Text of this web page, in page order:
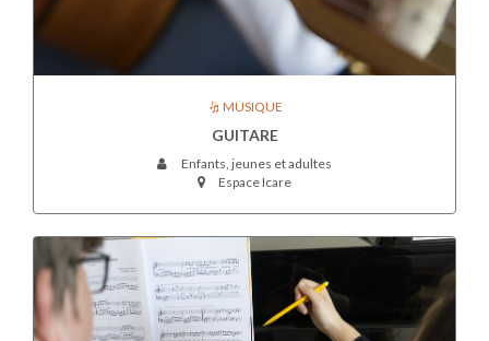
MUSIQUE
GUITARE
Enfants, jeunes et adultes
Espace Icare